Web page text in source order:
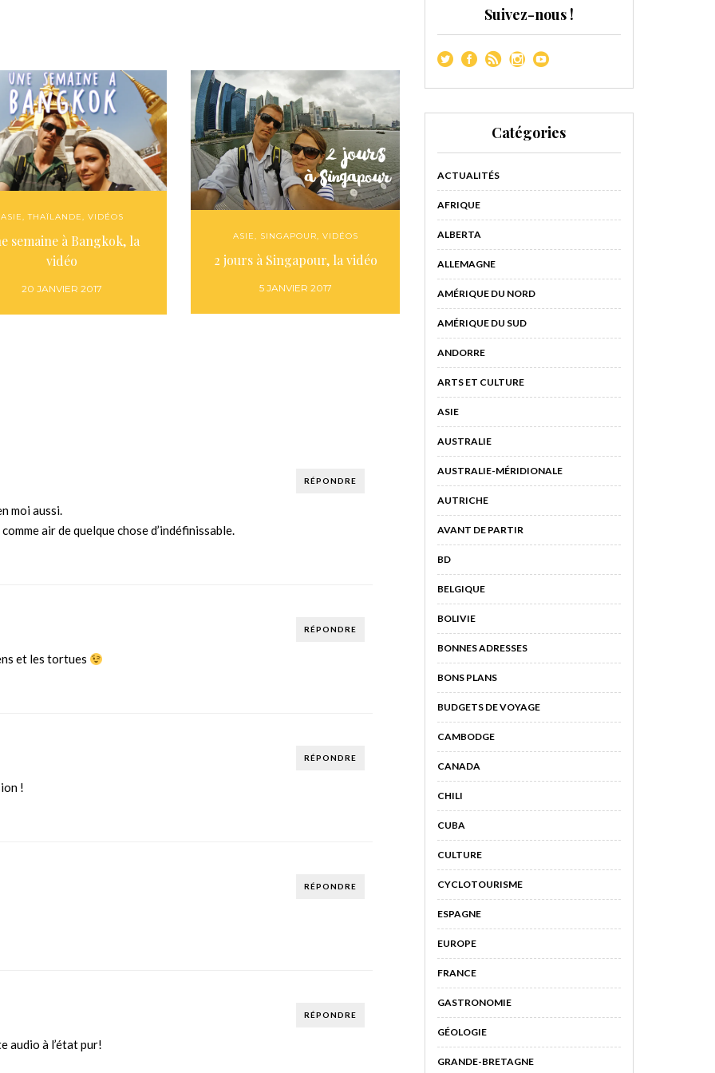
ASIE,THAÏLANDE, VIDÉOS
semaine à Bangkok, la
vidéo
20 JANVIER 2017
ASIE, SINGAPOUR, VIDÉOS
2 jours à Singapour, la vidéo
5 JANVIER 2017
RÉPONDRE
moi aussi.
air de quelque chose d’indéfinissable.
RÉPONDRE
et les tortues
RÉPONDRE
!
RÉPONDRE
RÉPONDRE
audio à l’état pur!
Suivez-nous !
Catégories
ACTUALITÉS
AFRIQUE
ALBERTA
ALLEMAGNE
AMÉRIQUE DU NORD
AMÉRIQUE DU SUD
ANDORRE
ARTS ET CULTURE
ASIE
AUSTRALIE
AUSTRALIE-MÉRIDIONALE
AUTRICHE
AVANT DE PARTIR
BD
BELGIQUE
BOLIVIE
BONNES ADRESSES
BONS PLANS
BUDGETS DE VOYAGE
CAMBODGE
CANADA
CHILI
CUBA
CULTURE
CYCLOTOURISME
ESPAGNE
EUROPE
FRANCE
GASTRONOMIE
GÉOLOGIE
GRANDE-BRETAGNE